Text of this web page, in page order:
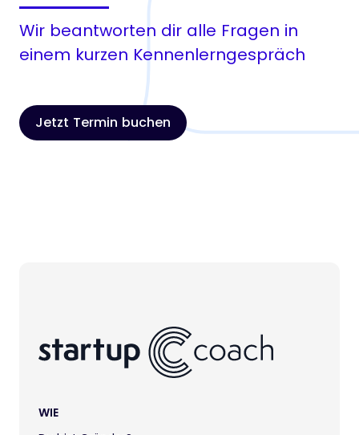
Wir beantworten dir alle Fragen in
einem kurzen Kennenlerngespräch
Jetzt Termin buchen
WIE